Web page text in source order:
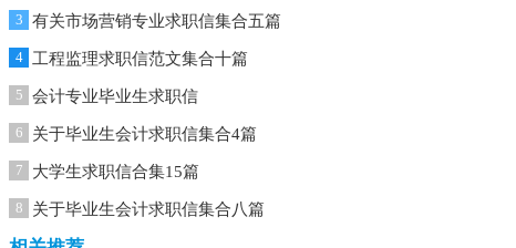
3 有关市场营销专业求职信集合五篇
4 工程监理求职信范文集合十篇
5 会计专业毕业生求职信
6 关于毕业生会计求职信集合4篇
7 大学生求职信合集15篇
8 关于毕业生会计求职信集合八篇